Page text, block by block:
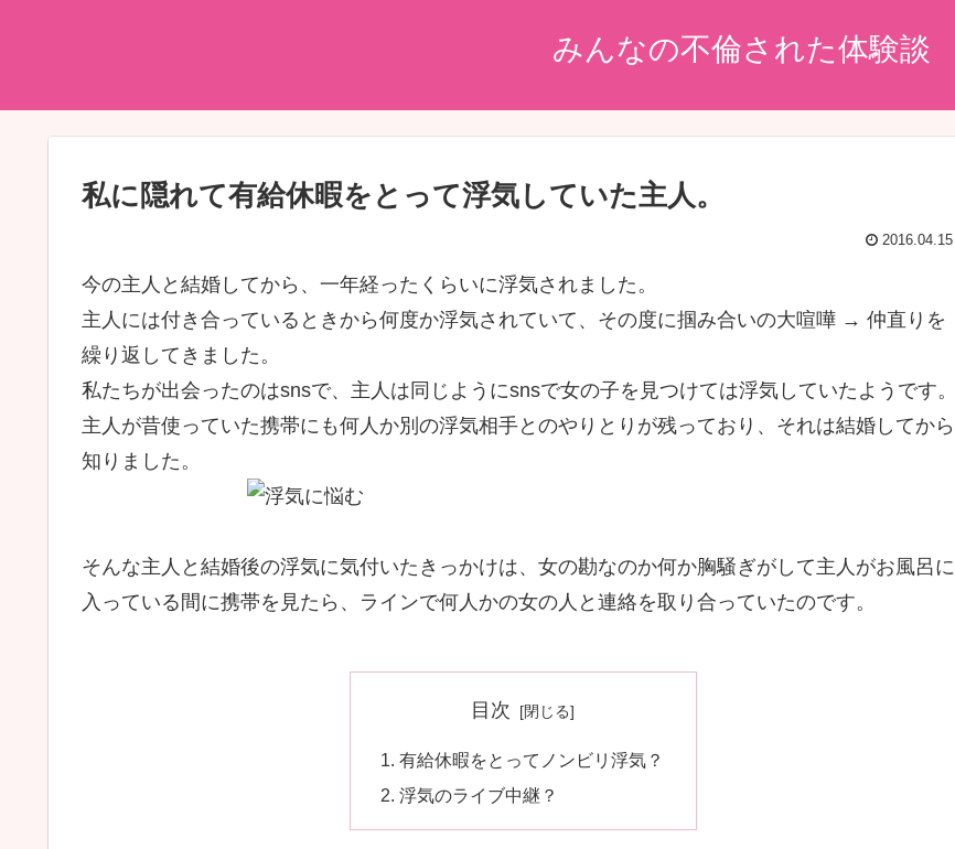
みんなの不倫された体験談
私に隠れて有給休暇をとって浮気していた主人。
2016.04.15
今の主人と結婚してから、一年経ったくらいに浮気されました。
主人には付き合っているときから何度か浮気されていて、その度に掴み合いの大喧嘩 → 仲直りを
繰り返してきました。
私たちが出会ったのはsnsで、主人は同じようにsnsで女の子を見つけては浮気していたようです。
主人が昔使っていた携帯にも何人か別の浮気相手とのやりとりが残っており、それは結婚してから
知りました。
そんな主人と結婚後の浮気に気付いたきっかけは、女の勘なのか何か胸騒ぎがして主人がお風呂に
入っている間に携帯を見たら、ラインで何人かの女の人と連絡を取り合っていたのです。
目次
有給休暇をとってノンビリ浮気？
浮気のライブ中継？